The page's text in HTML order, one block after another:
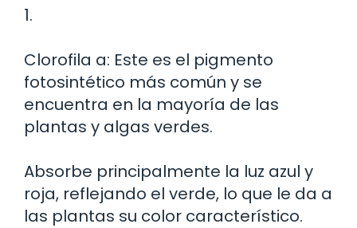
1.
Clorofila a: Este es el pigmento
fotosintético más común y se
encuentra en la mayoría de las
plantas y algas verdes.
Absorbe principalmente la luz azul y
roja, reflejando el verde, lo que le da a
las plantas su color característico.